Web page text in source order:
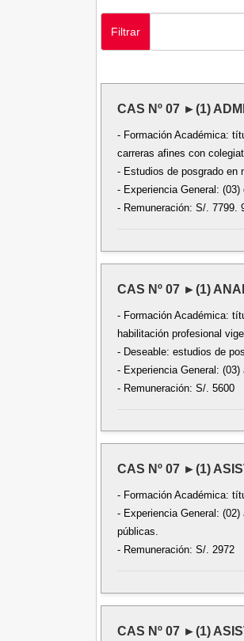
Filtrar
CAS Nº 07 ►(1)
- Formación Académica:
carreras afines con
- Estudios de posgrado en
- Experiencia General:
- Remuneración: S/. 7799.
CAS Nº 07 ►(1)
- Formación Académica:
habilitación profesional
- Deseable: estudios de
- Experiencia General:
- Remuneración: S/. 5600
CAS Nº 07 ►(1)
- Formación Académica:
- Experiencia General:
públicas.
- Remuneración: S/. 2972
CAS Nº 07 ►(1)